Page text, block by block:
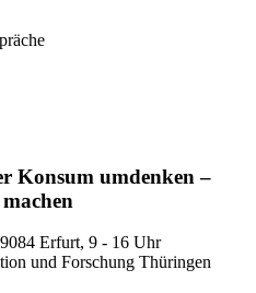
Konsum umdenken –
Erfurt, 9 - 16 Uhr
und Forschung Thüringen